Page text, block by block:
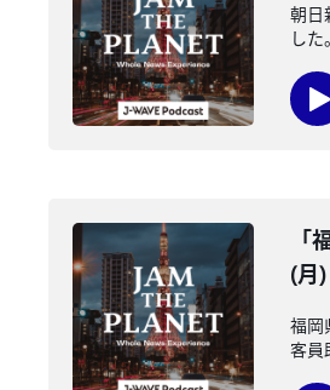
朝日
し
(月)
福岡
客員